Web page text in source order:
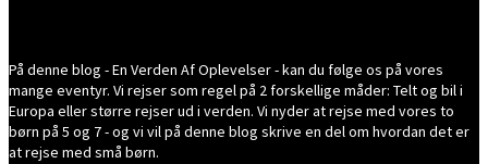
På denne blog - En Verden Af Oplevelser - kan du følge os på vores
mange eventyr. Vi rejser som regel på 2 forskellige måder: Telt og bil i
Europa eller større rejser ud i verden. Vi nyder at rejse med vores to
børn på 5 og 7 - og vi vil på denne blog skrive en del om hvordan det er
at rejse med små børn.